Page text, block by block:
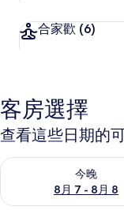
合家歡 (6)
客房選擇
查看這些日期的
今晚
8月 7 - 8月 8
查看今晚 8月 7 - 8月